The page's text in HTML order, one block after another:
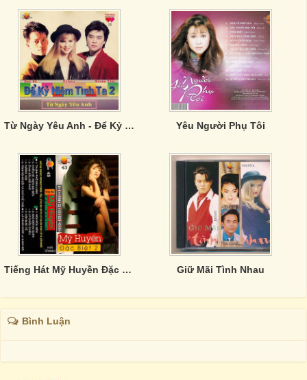
Từ Ngày Yêu Anh - Để Kỷ Niệm Tình Ta 2 Yêu Người Phụ Tôi
Tiếng Hát Mỹ Huyền Đặc Biệt 2 Giữ Mãi Tình Nhau
Bình Luận